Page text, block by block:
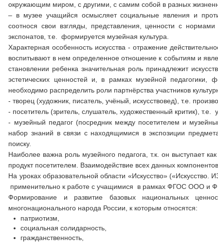
окружающим миром, с другими, с самим собой в разных
– в музее учащийся осмысляет социальные явления и
соотнося свои взгляды, представления, ценности с
экспонатов, т.е. формируется музейная культура.
Характерная особенность искусства - отражение
воспитывают в нем определенное отношение к событиям и
становлении ребенка значительная роль принадлежит
эстетических ценностей и, в рамках музейной
необходимо распределить роли партнёрства участников
- творец (художник, писатель, учёный, искусствовед), т.е.
- посетитель (зритель, слушатель, художественный критик),
- музейный педагог (посредник между посетителем и
набор знаний в связи с находящимися в экспозиции
поиску.
Наиболее важна роль музейного педагога, т.к. он выступает
продукт посетителем. Взаимодействие всех данных
На уроках образовательной области «Искусство»
применительно к работе с учащимися в рамках ФГОС ООО и
Формирование и развитие базовых национальных
многонационального народа России, к которым относятся:
патриотизм,
социальная солидарность,
гражданственность,